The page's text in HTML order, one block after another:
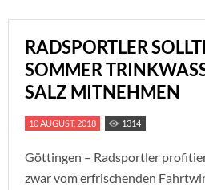
RADSPORTLER
SOMMER
SALZ MITNEHMEN
10 AUGUST, 2018 1314
Göttingen – Radsportler
zwar vom erfrischenden